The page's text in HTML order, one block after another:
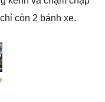
còn 2 bánh xe.